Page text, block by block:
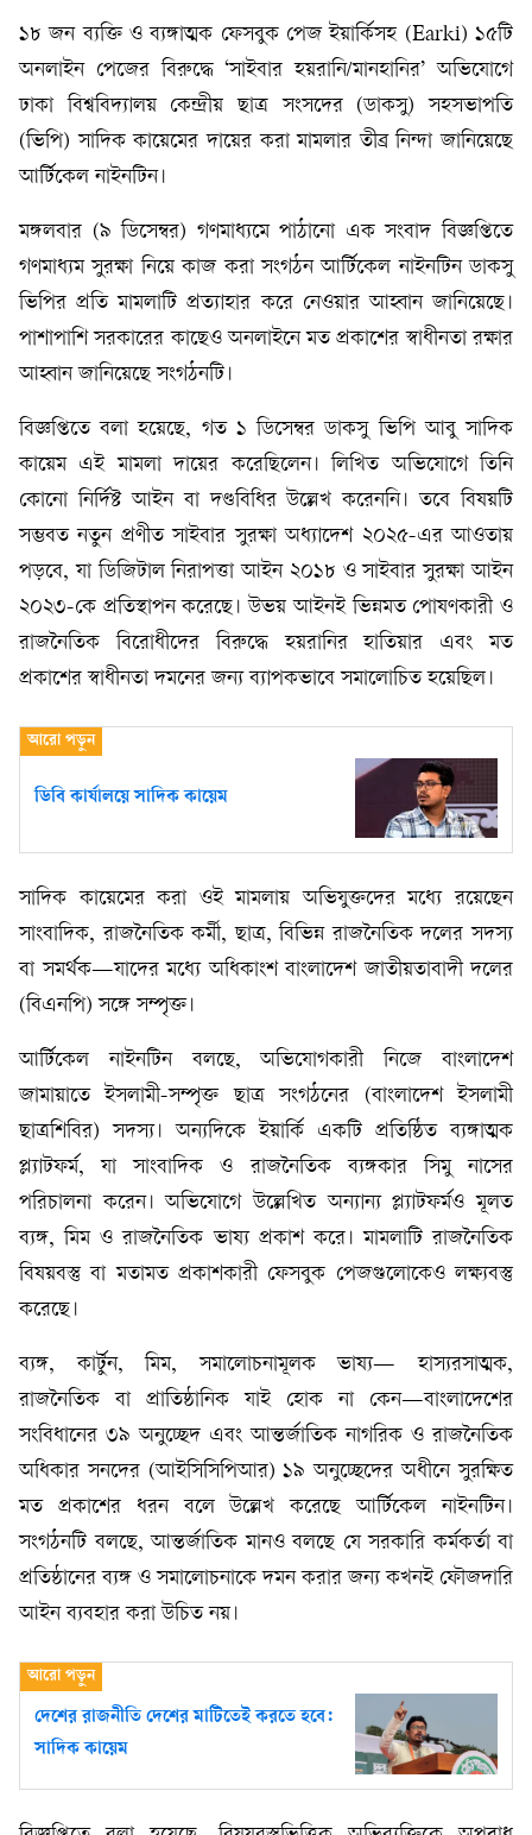
১৮ জন ব্যক্তি ও ব্যঙ্গাত্মক ফেসবুক পেজ ইয়ার্কিসহ (Earki) ১৫টি
অনলাইন পেজের বিরুদ্ধে ‘সাইবার হয়রানি/মানহানির’ অভিযোগে
ঢাকা বিশ্ববিদ্যালয় কেন্দ্রীয় ছাত্র সংসদের (ডাকসু) সহসভাপতি
(ভিপি) সাদিক কায়েমের দায়ের করা মামলার তীব্র নিন্দা জানিয়েছে
আর্টিকেল নাইনটিন।
মঙ্গলবার (৯ ডিসেম্বর) গণমাধ্যমে পাঠানো এক সংবাদ বিজ্ঞপ্তিতে
গণমাধ্যম সুরক্ষা নিয়ে কাজ করা সংগঠন আর্টিকেল নাইনটিন ডাকসু
ভিপির প্রতি মামলাটি প্রত্যাহার করে নেওয়ার আহ্বান জানিয়েছে।
পাশাপাশি সরকারের কাছেও অনলাইনে মত প্রকাশের স্বাধীনতা রক্ষার
আহ্বান জানিয়েছে সংগঠনটি।
বিজ্ঞপ্তিতে বলা হয়েছে, গত ১ ডিসেম্বর ডাকসু ভিপি আবু সাদিক
কায়েম এই মামলা দায়ের করেছিলেন। লিখিত অভিযোগে তিনি
কোনো নির্দিষ্ট আইন বা দণ্ডবিধির উল্লেখ করেননি। তবে বিষয়টি
সম্ভবত নতুন প্রণীত সাইবার সুরক্ষা অধ্যাদেশ ২০২৫-এর আওতায়
পড়বে, যা ডিজিটাল নিরাপত্তা আইন ২০১৮ ও সাইবার সুরক্ষা আইন
২০২৩-কে প্রতিস্থাপন করেছে। উভয় আইনই ভিন্নমত পোষণকারী ও
রাজনৈতিক বিরোধীদের বিরুদ্ধে হয়রানির হাতিয়ার এবং মত
প্রকাশের স্বাধীনতা দমনের জন্য ব্যাপকভাবে সমালোচিত হয়েছিল।
ডিবি কার্যালয়ে সাদিক কায়েম
সাদিক কায়েমের করা ওই মামলায় অভিযুক্তদের মধ্যে রয়েছেন
সাংবাদিক, রাজনৈতিক কর্মী, ছাত্র, বিভিন্ন রাজনৈতিক দলের সদস্য
বা সমর্থক—যাদের মধ্যে অধিকাংশ বাংলাদেশ জাতীয়তাবাদী দলের
(বিএনপি) সঙ্গে সম্পৃক্ত।
আর্টিকেল নাইনটিন বলছে, অভিযোগকারী নিজে বাংলাদেশ
জামায়াতে ইসলামী-সম্পৃক্ত ছাত্র সংগঠনের (বাংলাদেশ ইসলামী
ছাত্রশিবির) সদস্য। অন্যদিকে ইয়ার্কি একটি প্রতিষ্ঠিত ব্যঙ্গাত্মক
প্ল্যাটফর্ম, যা সাংবাদিক ও রাজনৈতিক ব্যঙ্গকার সিমু নাসের
পরিচালনা করেন। অভিযোগে উল্লেখিত অন্যান্য প্ল্যাটফর্মও মূলত
ব্যঙ্গ, মিম ও রাজনৈতিক ভাষ্য প্রকাশ করে। মামলাটি রাজনৈতিক
বিষয়বস্তু বা মতামত প্রকাশকারী ফেসবুক পেজগুলোকেও লক্ষ্যবস্তু
করেছে।
ব্যঙ্গ, কার্টুন, মিম, সমালোচনামূলক ভাষ্য— হাস্যরসাত্মক,
রাজনৈতিক বা প্রাতিষ্ঠানিক যাই হোক না কেন—বাংলাদেশের
সংবিধানের ৩৯ অনুচ্ছেদ এবং আন্তর্জাতিক নাগরিক ও রাজনৈতিক
অধিকার সনদের (আইসিসিপিআর) ১৯ অনুচ্ছেদের অধীনে সুরক্ষিত
মত প্রকাশের ধরন বলে উল্লেখ করেছে আর্টিকেল নাইনটিন।
সংগঠনটি বলছে, আন্তর্জাতিক মানও বলছে যে সরকারি কর্মকর্তা বা
প্রতিষ্ঠানের ব্যঙ্গ ও সমালোচনাকে দমন করার জন্য কখনই ফৌজদারি
আইন ব্যবহার করা উচিত নয়।
দেশের রাজনীতি দেশের মাটিতেই করতে হবে:
সাদিক কায়েম